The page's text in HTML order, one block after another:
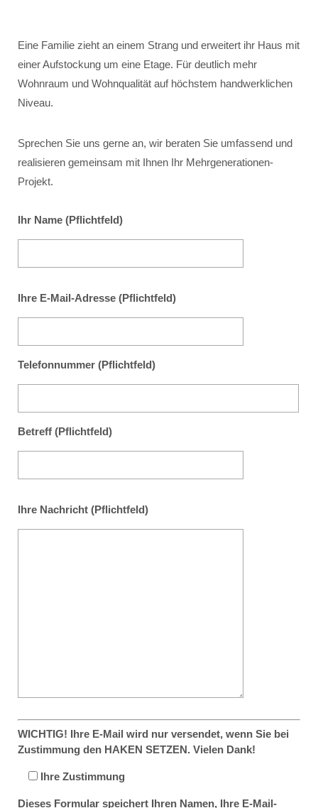
Eine Familie zieht an einem Strang und erweitert ihr Haus mit
einer Aufstockung um eine Etage. Für deutlich mehr
Wohnraum und Wohnqualität auf höchstem handwerklichen
Niveau.
Sprechen Sie uns gerne an, wir beraten Sie umfassend und
realisieren gemeinsam mit Ihnen Ihr Mehrgenerationen-
Projekt.
Ihr Name (Pflichtfeld)
Ihre E-Mail-Adresse (Pflichtfeld)
Telefonnummer (Pflichtfeld)
Betreff (Pflichtfeld)
Ihre Nachricht (Pflichtfeld)
WICHTIG! Ihre E-Mail wird nur versendet, wenn Sie bei
Zustimmung den HAKEN SETZEN. Vielen Dank!
Ihre Zustimmung
Dieses Formular speichert Ihren Namen, Ihre E-Mail-